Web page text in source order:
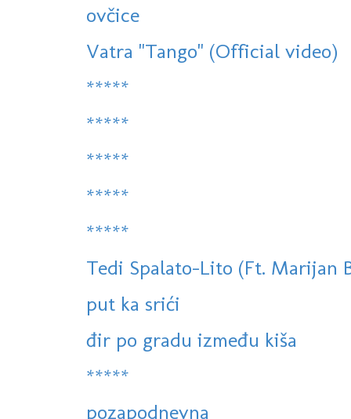
ovčice
Vatra "Tango" (Official video)
*****
*****
*****
*****
*****
Tedi Spalato-Lito (Ft. Marijan
put ka srići
đir po gradu između kiša
*****
pozapodnevna